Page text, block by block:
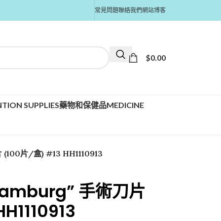
常見問題聯絡我們網站博客
$0.00
SUPPLIES藥物和保健品MEDICINE
片/盒) #13 HH1110913
手術刀片